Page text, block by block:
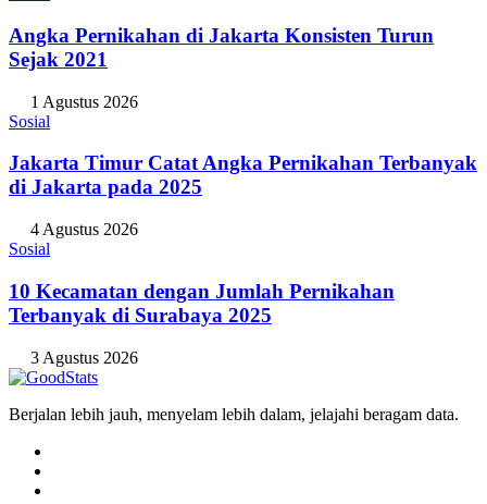
Angka Pernikahan di Jakarta Konsisten Turun
Sejak 2021
1 Agustus 2026
Sosial
Jakarta Timur Catat Angka Pernikahan Terbanyak
di Jakarta pada 2025
4 Agustus 2026
Sosial
10 Kecamatan dengan Jumlah Pernikahan
Terbanyak di Surabaya 2025
3 Agustus 2026
Berjalan lebih jauh, menyelam lebih dalam, jelajahi beragam data.